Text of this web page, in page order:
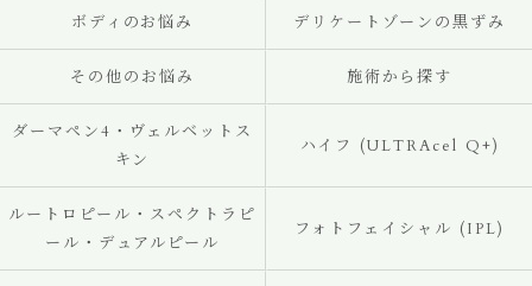
ボディのお悩み デリケートゾーンの黒ずみ
その他のお悩み 施術から探す
ダーマペン4・ヴェルベットス
キン
ハイフ (ULTRAcel Q+)
ルートロピール・スペクトラピ
ール・デュアルピール
フォトフェイシャル (IPL)